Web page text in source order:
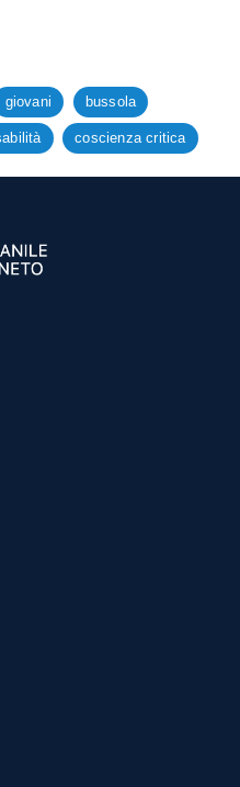
giovani bussola
coscienza critica